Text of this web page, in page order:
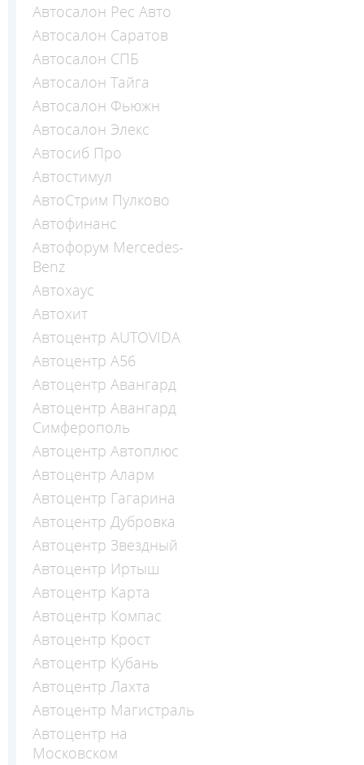
Автосалон Рес Авто
Автосалон Саратов
Автосалон СПБ
Автосалон Тайга
Автосалон Фьюжн
Автосалон Элекс
Автосиб Про
Автостимул
АвтоСтрим Пулково
Автофинанс
Автофорум Mercedes-
Benz
Автохаус
Автохит
Автоцентр AUTOVIDA
Автоцентр А56
Автоцентр Авангард
Автоцентр Авангард
Симферополь
Автоцентр Автоплюс
Автоцентр Аларм
Автоцентр Гагарина
Автоцентр Дубровка
Автоцентр Звездный
Автоцентр Иртыш
Автоцентр Карта
Автоцентр Компас
Автоцентр Крост
Автоцентр Кубань
Автоцентр Лахта
Автоцентр Магистраль
Автоцентр на
Московском